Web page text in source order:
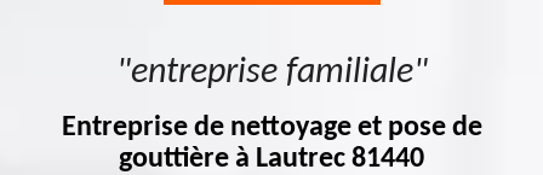
"entreprise familiale"
Entreprise de nettoyage et pose de
gouttière à Lautrec 81440